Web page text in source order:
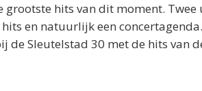
hits van dit moment. Twee
en natuurlijk een
Sleutelstad 30 met de hits van